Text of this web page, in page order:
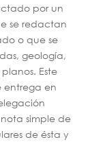
por un
se redactan
o que se
geología,
Este
entrega en
simple de
de ésta y